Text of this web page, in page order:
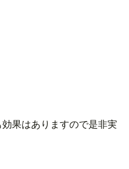
果はありますので是非実